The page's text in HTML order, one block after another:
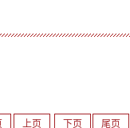
上页 下页 尾页